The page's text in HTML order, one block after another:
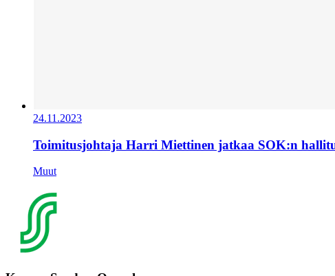
24.11.2023
Toimitusjohtaja Harri Miettinen jatkaa SOK:n
Muut